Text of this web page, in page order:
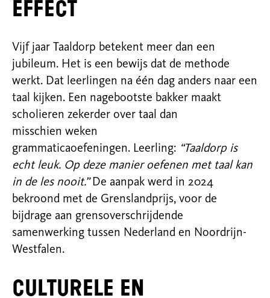
effect
Vijf jaar Taaldorp betekent meer dan een
jubileum. Het is een bewijs dat de methode
werkt. Dat leerlingen na één dag anders naar een
taal kijken. Een nagebootste bakker maakt
scholieren zekerder over taal dan
misschien weken
grammaticaoefeningen. Leerling: “Taaldorp is
echt leuk. Op deze manier oefenen met taal kan
in de les nooit.” De aanpak werd in 2024
bekroond met de Grenslandprijs, voor de
bijdrage aan grensoverschrijdende
samenwerking tussen Nederland en Noordrijn-
Westfalen.
Culturele en